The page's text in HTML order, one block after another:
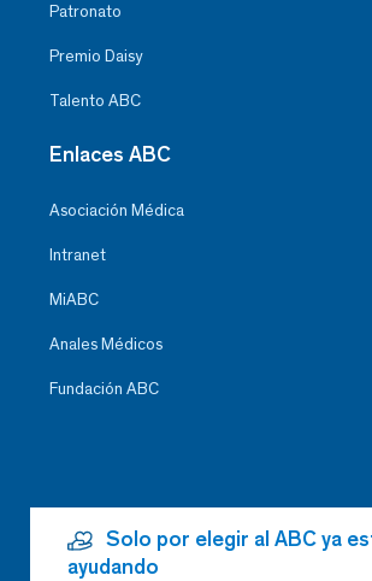
Patronato
Premio Daisy
Talento ABC
Enlaces ABC
Asociación Médica
Intranet
MiABC
Anales Médicos
Fundación ABC
Solo por elegir al ABC ya
ayudando